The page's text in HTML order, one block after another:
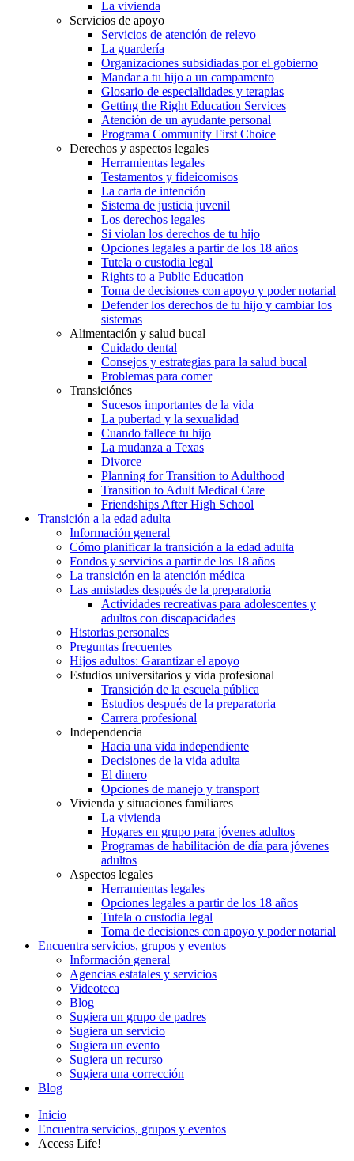
La vivienda
Servicios de apoyo
Servicios de atención de relevo
La guardería
Organizaciones subsidiadas por el gobierno
Mandar a tu hijo a un campamento
Glosario de especialidades y terapias
Getting the Right Education Services
Atención de un ayudante personal
Programa Community First Choice
Derechos y aspectos legales
Herramientas legales
Testamentos y fideicomisos
La carta de intención
Sistema de justicia juvenil
Los derechos legales
Si violan los derechos de tu hijo
Opciones legales a partir de los 18 años
Tutela o custodia legal
Rights to a Public Education
Toma de decisiones con apoyo y poder notarial
Defender los derechos de tu hijo y cambiar los
sistemas
Alimentación y salud bucal
Cuidado dental
Consejos y estrategias para la salud bucal
Problemas para comer
Transiciónes
Sucesos importantes de la vida
La pubertad y la sexualidad
Cuando fallece tu hijo
La mudanza a Texas
Divorce
Planning for Transition to Adulthood
Transition to Adult Medical Care
Friendships After High School
Transición a la edad adulta
Información general
Cómo planificar la transición a la edad adulta
Fondos y servicios a partir de los 18 años
La transición en la atención médica
Las amistades después de la preparatoria
Actividades recreativas para adolescentes y
adultos con discapacidades
Historias personales
Preguntas frecuentes
Hijos adultos: Garantizar el apoyo
Estudios universitarios y vida profesional
Transición de la escuela pública
Estudios después de la preparatoria
Carrera profesional
Independencia
Hacia una vida independiente
Decisiones de la vida adulta
El dinero
Opciones de manejo y transport
Vivienda y situaciones familiares
La vivienda
Hogares en grupo para jóvenes adultos
Programas de habilitación de día para jóvenes
adultos
Aspectos legales
Herramientas legales
Opciones legales a partir de los 18 años
Tutela o custodia legal
Toma de decisiones con apoyo y poder notarial
Encuentra servicios, grupos y eventos
Información general
Agencias estatales y servicios
Videoteca
Blog
Sugiera un grupo de padres
Sugiera un servicio
Sugiera un evento
Sugiera un recurso
Sugiera una corrección
Blog
Inicio
Encuentra servicios, grupos y eventos
Access Life!